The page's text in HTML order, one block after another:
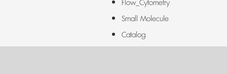
Flow_Cytometry
Small Molecule
Catalog